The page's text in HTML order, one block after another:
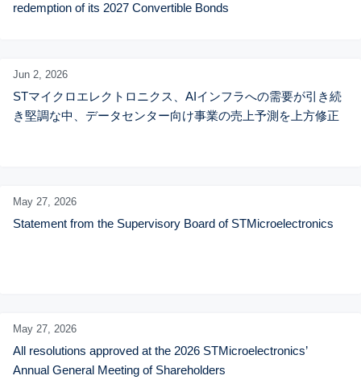
redemption of its 2027 Convertible Bonds
Jun 2, 2026
STマイクロエレクトロニクス、AIインフラへの需要が引き続
き堅調な中、データセンター向け事業の売上予測を上方修正
May 27, 2026
Statement from the Supervisory Board of STMicroelectronics
May 27, 2026
All resolutions approved at the 2026 STMicroelectronics’
Annual General Meeting of Shareholders